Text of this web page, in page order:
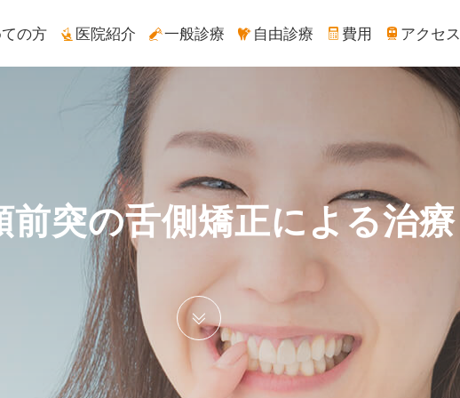
の方 医院紹介 一般診療 自由診療 費用 アクセス
前突の舌側矯正による治療